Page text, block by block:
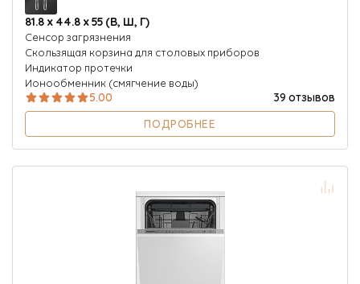
81.8 х 44.8 х 55 (В, Ш, Г)
Сенсор загрязнения
Скользящая корзина для столовых приборов
Индикатор протечки
Ионообменник (смягчение воды)
5.00
39 отзывов
ПОДРОБНЕЕ